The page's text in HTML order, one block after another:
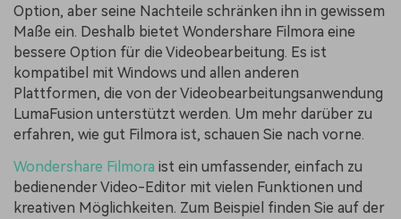
Option, aber seine Nachteile schränken ihn in gewissem
Maße ein. Deshalb bietet Wondershare Filmora eine
bessere Option für die Videobearbeitung. Es ist
kompatibel mit Windows und allen anderen
Plattformen, die von der Videobearbeitungsanwendung
LumaFusion unterstützt werden. Um mehr darüber zu
erfahren, wie gut Filmora ist, schauen Sie nach vorne.
Wondershare Filmora ist ein umfassender, einfach zu
bedienender Video-Editor mit vielen Funktionen und
kreativen Möglichkeiten. Zum Beispiel finden Sie auf der